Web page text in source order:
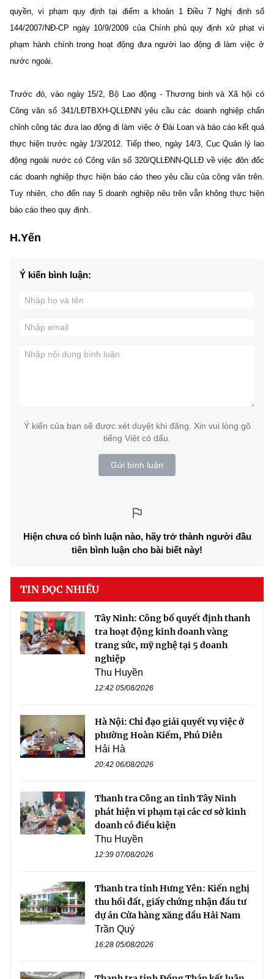
quyền, vi phạm quy định tại điểm a khoản 1 Điều 7 Nghị định số
144/2007/NĐ-CP ngày 10/9/2009 của Chính phủ quy định xử phạt vi
phạm hành chính trong hoạt động đưa người lao động đi làm việc ở
nước ngoài.
Trước đó, vào ngày 15/2, Bộ Lao động - Thương binh và Xã hội có
Công văn số 341/LĐTBXH-QLLĐNN yêu cầu các doanh nghiệp chấn
chỉnh công tác đưa lao động đi làm việc ở Đài Loan và báo cáo kết quả
thực hiện trước ngày 1/3/2012. Tiếp theo, ngày 14/3, Cục Quản lý lao
động ngoài nước có Công văn số 320/QLLĐNN-QLLĐ về việc đôn đốc
các doanh nghiệp thực hiện báo cáo theo yêu cầu của công văn trên.
Tuy nhiên, cho đến nay 5 doanh nghiệp nêu trên vẫn không thực hiện
báo cáo theo quy định.
H.Yến
Ý kiến bình luận:
Ý kiến của bạn sẽ được xét duyệt khi đăng. Xin vui lòng gõ
tiếng Việt có dấu.
Gửi bình luận
Hiện chưa có bình luận nào, hãy trở thành người đầu
tiên bình luận cho bài biết này!
TIN ĐỌC NHIỀU
Tây Ninh: Công bố quyết định thanh
tra hoạt động kinh doanh vàng
trang sức, mỹ nghệ tại 5 doanh
nghiệp
Thu Huyền
12:42 05/08/2026
Hà Nội: Chỉ đạo giải quyết vụ việc ở
phường Hoàn Kiếm, Phú Diễn
Hải Hà
20:42 06/08/2026
Thanh tra Công an tỉnh Tây Ninh
phát hiện vi phạm tại các cơ sở kinh
doanh có điều kiện
Thu Huyền
12:39 07/08/2026
Thanh tra tỉnh Hưng Yên: Kiến nghị
thu hồi đất, giấy chứng nhận đầu tư
dự án Cửa hàng xăng dầu Hải Nam
Trần Quý
16:28 05/08/2026